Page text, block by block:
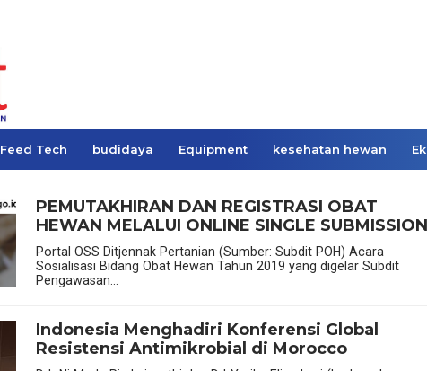
Feed Tech budidaya Equipment kesehatan hewan
PEMUTAKHIRAN DAN REGISTRASI OBAT
HEWAN MELALUI ONLINE SINGLE SUBMISSION
Portal OSS Ditjennak Pertanian (Sumber: Subdit POH) Acara
Sosialisasi Bidang Obat Hewan Tahun 2019 yang digelar Subdit
Pengawasan...
Indonesia Menghadiri Konferensi Global
Resistensi Antimikrobial di Morocco